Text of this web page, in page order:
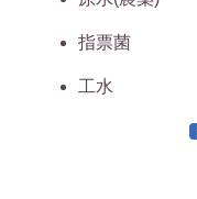
指票菌
工水